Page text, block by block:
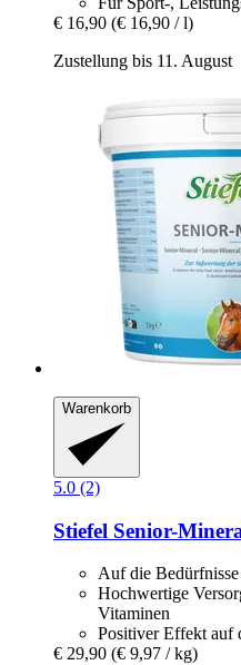
€ 16,90 (€ 16,90 / l)
Zustellung bis 11. August
Warenkorb
5.0 (2)
Stiefel Senior-​
Auf die
Hochwertige
Vitaminen
Positiver Effekt auf
€ 29,90 (€ 9,97 / kg)